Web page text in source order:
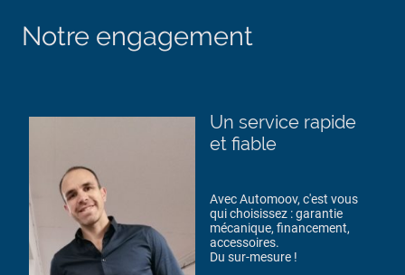
Notre engagement
Un service rapide
et fiable
Avec Automoov, c'est vous
qui choisissez : garantie
mécanique, financement,
accessoires.
Du sur-mesure !